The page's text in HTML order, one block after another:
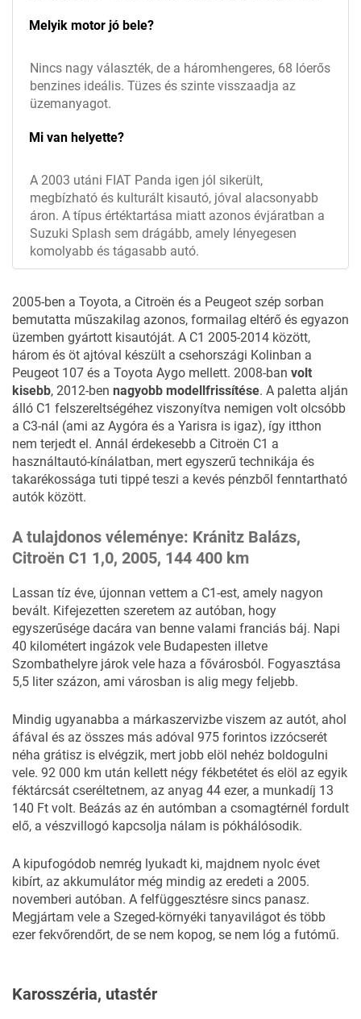
Melyik motor jó bele?
Nincs nagy választék, de a háromhengeres, 68 lóerős
benzines ideális. Tüzes és szinte visszaadja az
üzemanyagot.
Mi van helyette?
A 2003 utáni FIAT Panda igen jól sikerült,
megbízható és kulturált kisautó, jóval alacsonyabb
áron. A típus értéktartása miatt azonos évjáratban a
Suzuki Splash sem drágább, amely lényegesen
komolyabb és tágasabb autó.
2005-ben a Toyota, a Citroën és a Peugeot szép sorban
bemutatta műszakilag azonos, formailag eltérő és egyazon
üzemben gyártott kisautóját. A C1 2005-2014 között,
három és öt ajtóval készült a csehországi Kolinban a
Peugeot 107 és a Toyota Aygo mellett. 2008-ban volt
kisebb, 2012-ben nagyobb modellfrissítése. A paletta alján
álló C1 felszereltségéhez viszonyítva nemigen volt olcsóbb
a C3-nál (ami az Aygóra és a Yarisra is igaz), így itthon
nem terjedt el. Annál érdekesebb a Citroën C1 a
használtautó-kínálatban, mert egyszerű technikája és
takarékossága tuti tippé teszi a kevés pénzből fenntartható
autók között.
A tulajdonos véleménye: Kránitz Balázs,
Citroën C1 1,0, 2005, 144 400 km
Lassan tíz éve, újonnan vettem a C1-est, amely nagyon
bevált. Kifejezetten szeretem az autóban, hogy
egyszerűsége dacára van benne valami franciás báj. Napi
40 kilométert ingázok vele Budapesten illetve
Szombathelyre járok vele haza a fővárosból. Fogyasztása
5,5 liter százon, ami városban is alig megy feljebb.
Mindig ugyanabba a márkaszervizbe viszem az autót, ahol
áfával és az összes más adóval 975 forintos izzócserét
néha grátisz is elvégzik, mert jobb elöl nehéz boldogulni
vele. 92 000 km után kellett négy fékbetétet és elöl az egyik
féktárcsát cseréltetnem, az anyag 44 ezer, a munkadíj 13
140 Ft volt. Beázás az én autómban a csomagtérnél fordult
elő, a vészvillogó kapcsolja nálam is pókhálósodik.
A kipufogódob nemrég lyukadt ki, majdnem nyolc évet
kibírt, az akkumulátor még mindig az eredeti a 2005.
novemberi autóban. A felfüggesztésre sincs panasz.
Megjártam vele a Szeged-környéki tanyavilágot és több
ezer fekvőrendőrt, de se nem kopog, se nem lóg a futómű.
Karosszéria, utastér